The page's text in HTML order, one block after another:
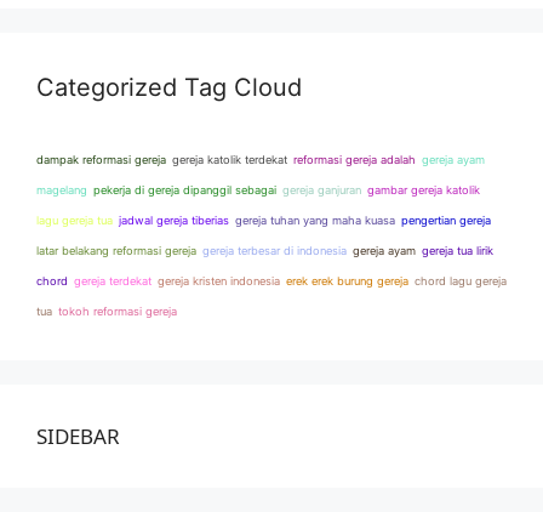
Categorized Tag Cloud
dampak reformasi gereja gereja katolik terdekat reformasi gereja adalah gereja ayam
magelang pekerja di gereja dipanggil sebagai gereja ganjuran gambar gereja katolik
lagu gereja tua jadwal gereja tiberias gereja tuhan yang maha kuasa pengertian gereja
latar belakang reformasi gereja gereja terbesar di indonesia gereja ayam gereja tua lirik
chord gereja terdekat gereja kristen indonesia erek erek burung gereja chord lagu gereja
tua tokoh reformasi gereja
SIDEBAR